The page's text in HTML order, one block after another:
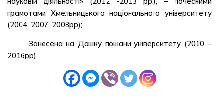
грамотами Хмельницького національного університету
(2004, 2007, 2008рр);
Занесена на Дошку пошани університету (2010 –
2016рр).